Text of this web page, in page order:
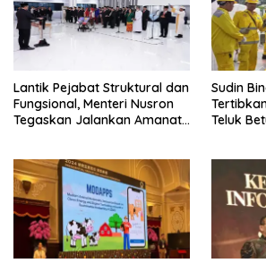
Lantik Pejabat Struktural dan
Fungsional, Menteri Nusron
Tegaskan Jalankan Amanat
Sudin
Teluk